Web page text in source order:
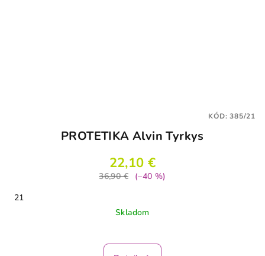
PROTETIKA Alvin Tyrkys
22,10 €
36,90 €
(–40 %)
21
Skladom
KÓD:385/21